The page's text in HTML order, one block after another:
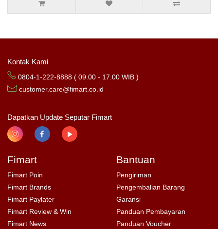
Kontak Kami
0804-1-222-8888 ( 09.00 - 17.00 WIB )
customer.care@fimart.co.id
Dapatkan Update Seputar Fimart
Fimart
Fimart Poin
Fimart Brands
Fimart Paylater
Fimart Review & Win
Fimart News
Bantuan
Pengiriman
Pengembalian Barang
Garansi
Panduan Pembayaran
Panduan Voucher